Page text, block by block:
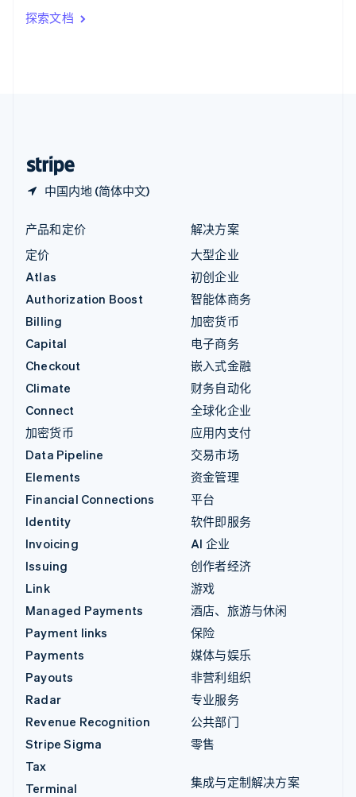
探索文档
中国内地 (简体中文)
印度
English
产品和定价
定价
Atlas
Authorization Boost
Billing
Capital
Checkout
Climate
Connect
加密货币
Data Pipeline
Elements
Financial Connections
Identity
Invoicing
Issuing
Link
Managed Payments
Payment links
Payments
Payouts
Radar
Revenue Recognition
Stripe Sigma
Tax
Terminal
解决方案
大型企业
初创企业
智能体商务
加密货币
电子商务
嵌入式金融
财务自动化
全球化企业
应用内支付
交易市场
资金管理
平台
软件即服务
AI 企业
创作者经济
游戏
酒店、旅游与休闲
保险
媒体与娱乐
非营利组织
专业服务
公共部门
零售
集成与定制解决方案